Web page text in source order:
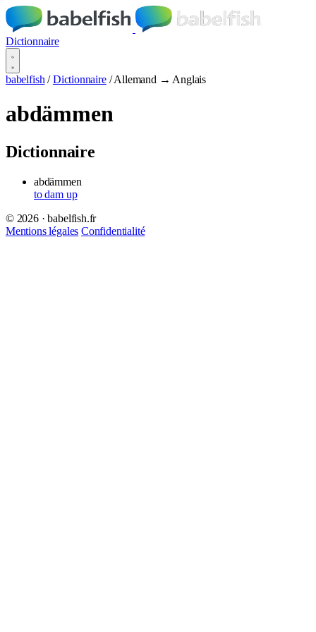
Dictionnaire
babelfish / Dictionnaire / Allemand → Anglais
abdämmen
Dictionnaire
abdämmen
to dam up
© 2026 · babelfish.fr
Mentions légales Confidentialité